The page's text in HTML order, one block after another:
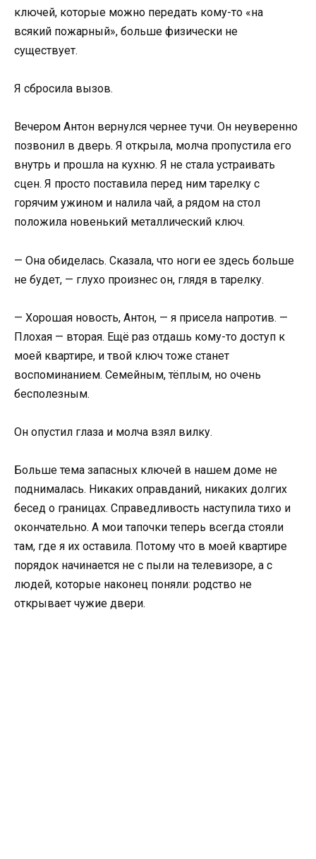
ключей, которые можно передать кому-то «на
всякий пожарный», больше физически не
существует.
Я сбросила вызов.
Вечером Антон вернулся чернее тучи. Он неуверенно
позвонил в дверь. Я открыла, молча пропустила его
внутрь и прошла на кухню. Я не стала устраивать
сцен. Я просто поставила перед ним тарелку с
горячим ужином и налила чай, а рядом на стол
положила новенький металлический ключ.
— Она обиделась. Сказала, что ноги ее здесь больше
не будет, — глухо произнес он, глядя в тарелку.
— Хорошая новость, Антон, — я присела напротив. —
Плохая — вторая. Ещё раз отдашь кому-то доступ к
моей квартире, и твой ключ тоже станет
воспоминанием. Семейным, тёплым, но очень
бесполезным.
Он опустил глаза и молча взял вилку.
Больше тема запасных ключей в нашем доме не
поднималась. Никаких оправданий, никаких долгих
бесед о границах. Справедливость наступила тихо и
окончательно. А мои тапочки теперь всегда стояли
там, где я их оставила. Потому что в моей квартире
порядок начинается не с пыли на телевизоре, а с
людей, которые наконец поняли: родство не
открывает чужие двери.